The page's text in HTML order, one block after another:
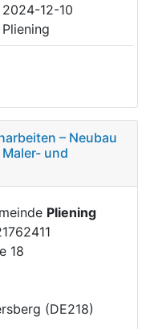
2024-12-10
Pliening
– Neubau
und
Pliening
18
(DE218)